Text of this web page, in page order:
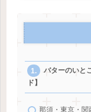
バターのいと
ド】
那須・東京・関